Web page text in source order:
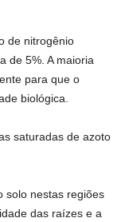
de nitrogênio
de 5%. A maioria
para que o
biológica.
saturadas de azoto
solo nestas regiões
das raízes e a